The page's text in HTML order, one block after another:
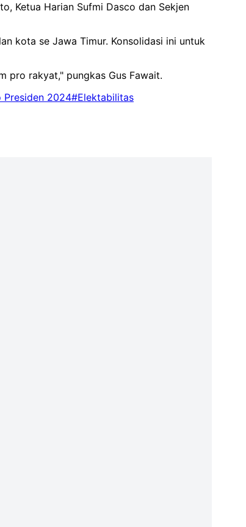
Ketua Harian Sufmi Dasco dan Sekjen
kota se Jawa Timur. Konsolidasi ini untuk
pro rakyat," pungkas Gus Fawait.
Presiden 2024#Elektabilitas